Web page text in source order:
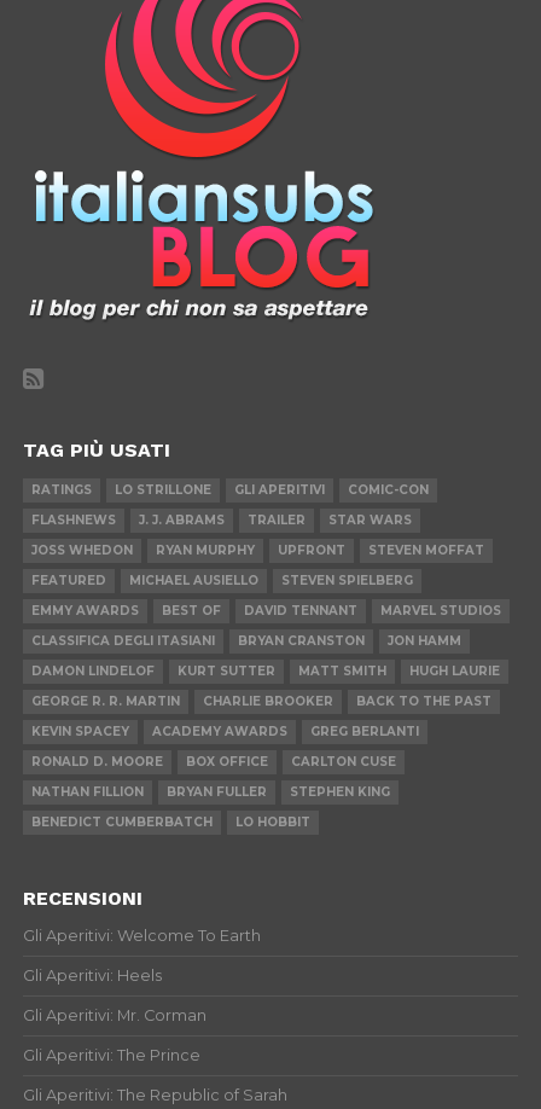
TAG PIÙ USATI
RATINGS LO STRILLONE GLI APERITIVI
COMIC-CON
FLASHNEWS
J. J. ABRAMS TRAILER
STAR WARS
JOSS WHEDON
RYAN MURPHY UPFRONT
STEVEN MOFFAT
FEATURED
MICHAEL AUSIELLO
STEVEN SPIELBERG
EMMY AWARDS
BEST OF DAVID TENNANT
MARVEL STUDIOS
CLASSIFICA DEGLI ITASIANI
BRYAN CRANSTON
JON HAMM
DAMON LINDELOF
KURT SUTTER MATT SMITH
HUGH LAURIE
GEORGE R. R. MARTIN
CHARLIE BROOKER
BACK TO THE PAST
KEVIN SPACEY
ACADEMY AWARDS
GREG BERLANTI
RONALD D. MOORE
BOX OFFICE
CARLTON CUSE
NATHAN FILLION
BRYAN FULLER
STEPHEN KING
BENEDICT CUMBERBATCH
LO HOBBIT
RECENSIONI
Gli Aperitivi: Welcome To Earth
Gli Aperitivi: Heels
Gli Aperitivi: Mr. Corman
Gli Aperitivi: The Prince
Gli Aperitivi: The Republic of Sarah